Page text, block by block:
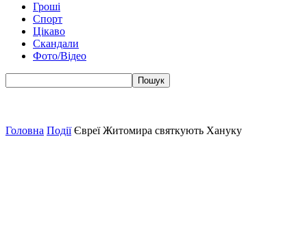
Гроші
Спорт
Цікаво
Скандали
Фото/Відео
Головна Події Євреї Житомира святкують Хануку